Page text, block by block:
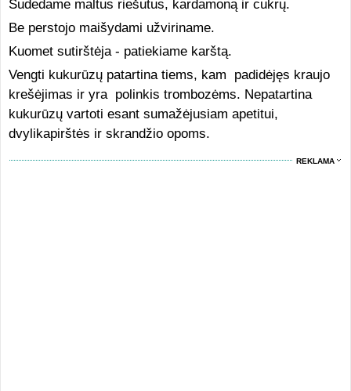
Sudedame maltus riešutus, kardamoną ir cukrų.
Be perstojo maišydami užviriname.
Kuomet sutirštėja - patiekiame karštą.
Vengti kukurūzų patartina tiems, kam padidėjęs kraujo
krešėjimas ir yra polinkis trombozėms. Nepatartina
kukurūzų vartoti esant sumažėjusiam apetitui,
dvylikapirštės ir skrandžio opoms.
REKLAMA